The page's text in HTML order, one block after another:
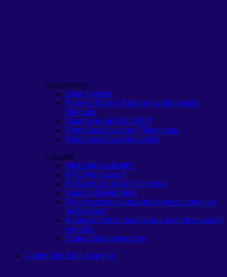
Recorrentes
Onde Investir
Rico na Bolsa | Panorama Mensal do
Mercado
Quanto rende R$ 1000?
Renda passiva com Fiisem alta
Renda passiva com ações
Estudos
Metodologia Buffett
ARCA funciona?
Bolsa vs. corte da Selicnovo
Guia de Dividendos
Fiis em ciclos de queda de juros: como se
posicionar?
Ações da bolsa brasileira que nunca deram
prejuízo
O que são memecoins
Conteúdos Educacionais